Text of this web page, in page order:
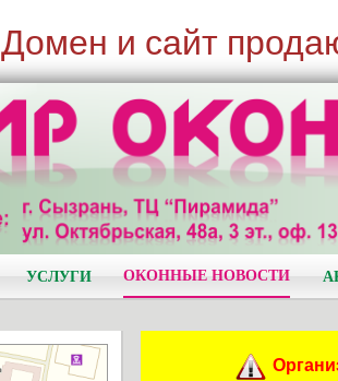
Домен и сайт
УСЛУГИ ОКОННЫЕ НОВОСТИ